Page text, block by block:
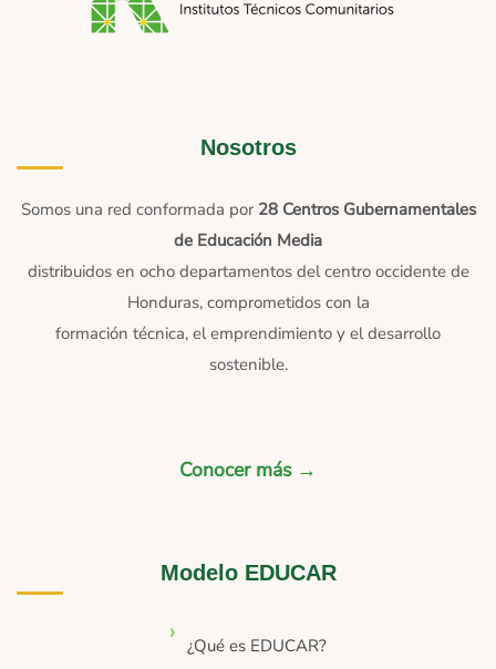
Nosotros
Somos una red conformada por 28 Centros Gubernamentales
de Educación Media
distribuidos en ocho departamentos del centro occidente de
Honduras, comprometidos con la
formación técnica, el emprendimiento y el desarrollo
sostenible.
Conocer más →
Modelo EDUCAR
¿Qué es EDUCAR?